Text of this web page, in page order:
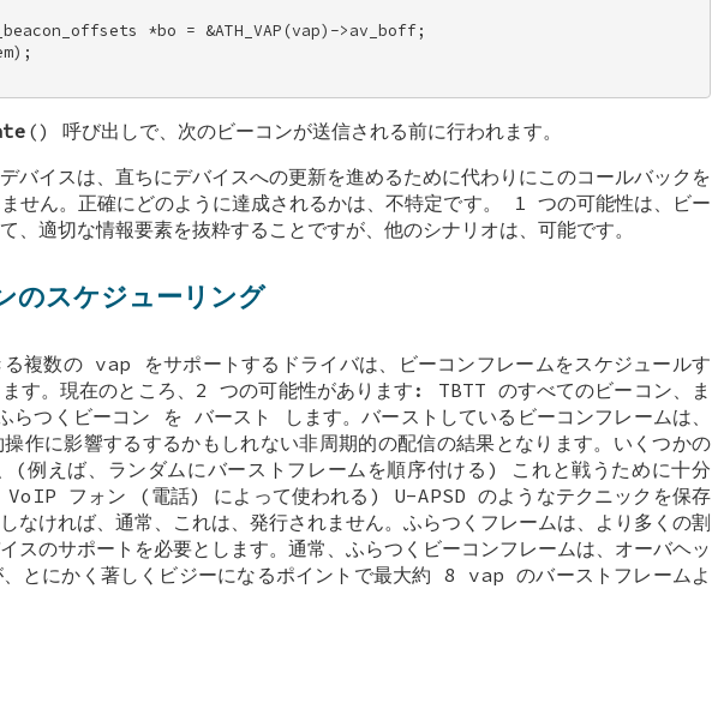
*bo = &ATH_VAP(vap)->av_boff;
() 呼び出しで、次のビーコンが送信される前に行われます。
バイスは、直ちにデバイスへの更新を進めるために代わりにこのコールバックを
せん。正確にどのように達成されるかは、不特定です。 1 つの可能性は、ビー
、適切な情報要素を抜粋することですが、他のシナリオは、可能です。
のスケジューリング
複数の vap をサポートするドライバは、ビーコンフレームをスケジュールす
す。現在のところ、2 つの可能性があります: TBTT のすべてのビーコン、ま
らつくビーコン を バースト
します。バーストしているビーコンフレームは、
作に影響するするかもしれない非周期的の配信の結果となります。いくつかの
えば、ランダムにバーストフレームを順序付ける) これと戦うために十分
VoIP フォン (電話) によって使われる) U-APSD のようなテクニックを保存
なければ、通常、これは、発行されません。ふらつくフレームは、より多くの割
スのサポートを必要とします。通常、ふらつくビーコンフレームは、オーバヘッ
、とにかく著しくビジーになるポイントで最大約 8 vap のバーストフレームよ